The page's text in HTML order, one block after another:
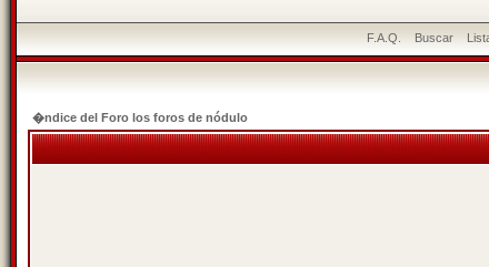
F.A.Q. Buscar
�ndice del Foro los foros de nódulo